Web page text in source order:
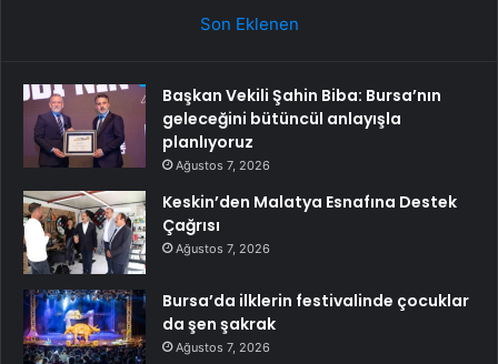
Son Eklenen
Başkan Vekili Şahin Biba: Bursa’nın
geleceğini bütüncül anlayışla
planlıyoruz
Ağustos 7, 2026
Keskin’den Malatya Esnafına Destek
Çağrısı
Ağustos 7, 2026
Bursa’da ilklerin festivalinde çocuklar
da şen şakrak
Ağustos 7, 2026